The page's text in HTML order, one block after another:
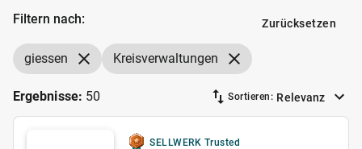
Filtern nach: Zurücksetzen
giessen Kreisverwaltungen
Ergebnisse: 50 Sortieren: Relevanz
SELLWERK Trusted